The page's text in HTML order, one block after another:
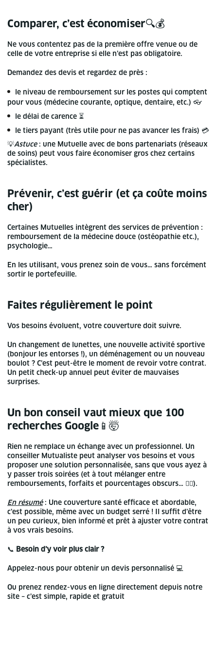
Comparer, c’est économiser🔍💰
Ne vous contentez pas de la première offre venue ou de
celle de votre entreprise si elle n’est pas obligatoire.
Demandez des devis et regardez de près :
le niveau de remboursement sur les postes qui comptent
pour vous (médecine courante, optique, dentaire, etc.) 👓
le délai de carence ⏳
le tiers payant (très utile pour ne pas avancer les frais) 💳
💡Astuce: une Mutuelle avec de bons partenariats (réseaux
de soins) peut vous faire économiser gros chez certains
spécialistes.
Prévenir, c’est guérir (et ça coûte moins
cher)
Certaines Mutuelles intègrent des services de prévention :
remboursement de la médecine douce (ostéopathie etc.),
psychologie…
En les utilisant, vous prenez soin de vous… sans forcément
sortir le portefeuille.
Faites régulièrement le point
Vos besoins évoluent, votre couverture doit suivre.
Un changement de lunettes, une nouvelle activité sportive
(bonjour les entorses !), un déménagement ou un nouveau
boulot ? C’est peut-être le moment de revoir votre contrat.
Un petit check-up annuel peut éviter de mauvaises
surprises.
Un bon conseil vaut mieux que 100
recherches Google📱🤯
Rien ne remplace un échange avec un professionnel. Un
conseiller Mutualiste peut analyser vos besoins et vous
proposer une solution personnalisée, sans que vous ayez à
y passer trois soirées (et à tout mélanger entre
remboursements, forfaits et pourcentages obscurs… 😵‍💫).
En résumé: Une couverture santé efficace et abordable,
c’est possible, même avec un budget serré ! Il suffit d’être
un peu curieux, bien informé et prêt à ajuster votre contrat
à vos vrais besoins.
📞 Besoin d’y voir plus clair ?
Appelez-nous pour obtenir un devis personnalisé 💻
Ou prenez rendez-vous en ligne directement depuis notre
site – c’est simple, rapide et gratuit